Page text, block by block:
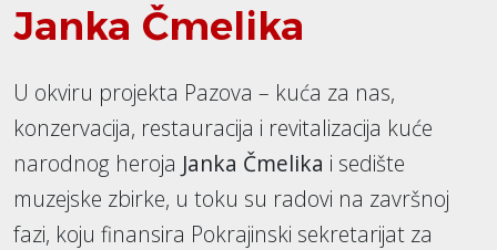
Janka Čmelika
U okviru projekta Pazova – kuća za nas,
konzervacija, restauracija i revitalizacija kuće
narodnog heroja Janka Čmelika i sedište
muzejske zbirke, u toku su radovi na završnoj
fazi, koju finansira Pokrajinski sekretarijat za